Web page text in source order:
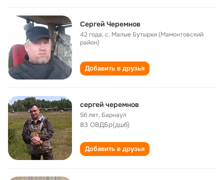
Сергей Черемнов
42 года,с. Малые Бутырки (Мамонтовский
район)
Добавить в друзья
сергей черемнов
56 лет, Барнаул
83 ОВДБр(дшб)
Добавить в друзья